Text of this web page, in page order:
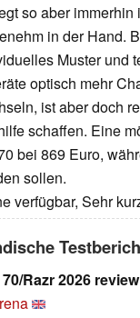
so aber
in der Hand.
Muster und
optisch mehr
ist aber doch
schaffen. Eine
bei 869 Euro,
sollen.
verfügbar, Sehr
Razr 2026 review